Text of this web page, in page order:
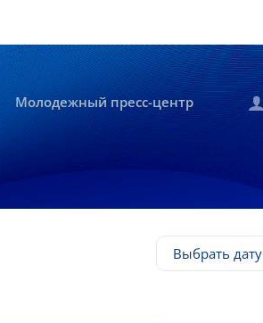
Молодежный пресс-центр
Выбрать дату